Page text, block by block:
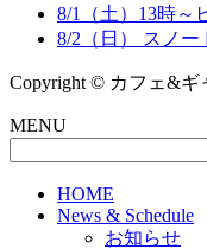
8/1（土）13時～
8/2（日） スノー
Copyright © カフェ&ギ
MENU
HOME
News & Schedule
お知らせ